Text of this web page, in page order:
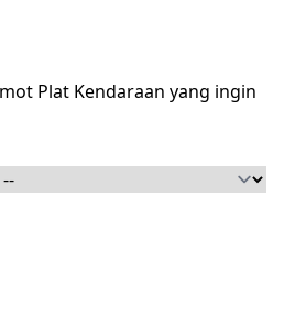
Plat Kendaraan yang ingin